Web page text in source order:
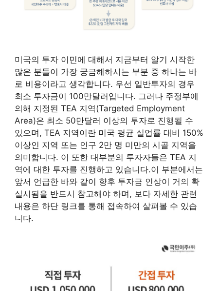
미국의 투자 이민에 대해서 지금부터 알기 시작한
많은 분들이 가장 궁금해하시는 부분 중 하나는 바
로 비용이라고 생각합니다. 우선 일반투자의 경우
최소 투자금이 100만달러입니다. 그러나 주정부에
의해 지정된 TEA 지역(Targeted Employment
Area)은 최소 50만달러 이상의 투자로 진행될 수
있으며, TEA 지역이란 미국 평균 실업률 대비 150%
이상인 지역 또는 인구 2만 명 미만의 시골 지역을
의미합니다. 이 또한 대부분의 투자자들은 TEA 지
역에 대한 투자를 진행하고 있습니다.이 부분에서는
앞서 언급한 바와 같이 향후 투자금 인상이 거의 확
실시됨을 반드시 참고해야 하며, 보다 자세한 관련
내용은 하단 링크를 통해 접속하여 살펴볼 수 있습
니다.